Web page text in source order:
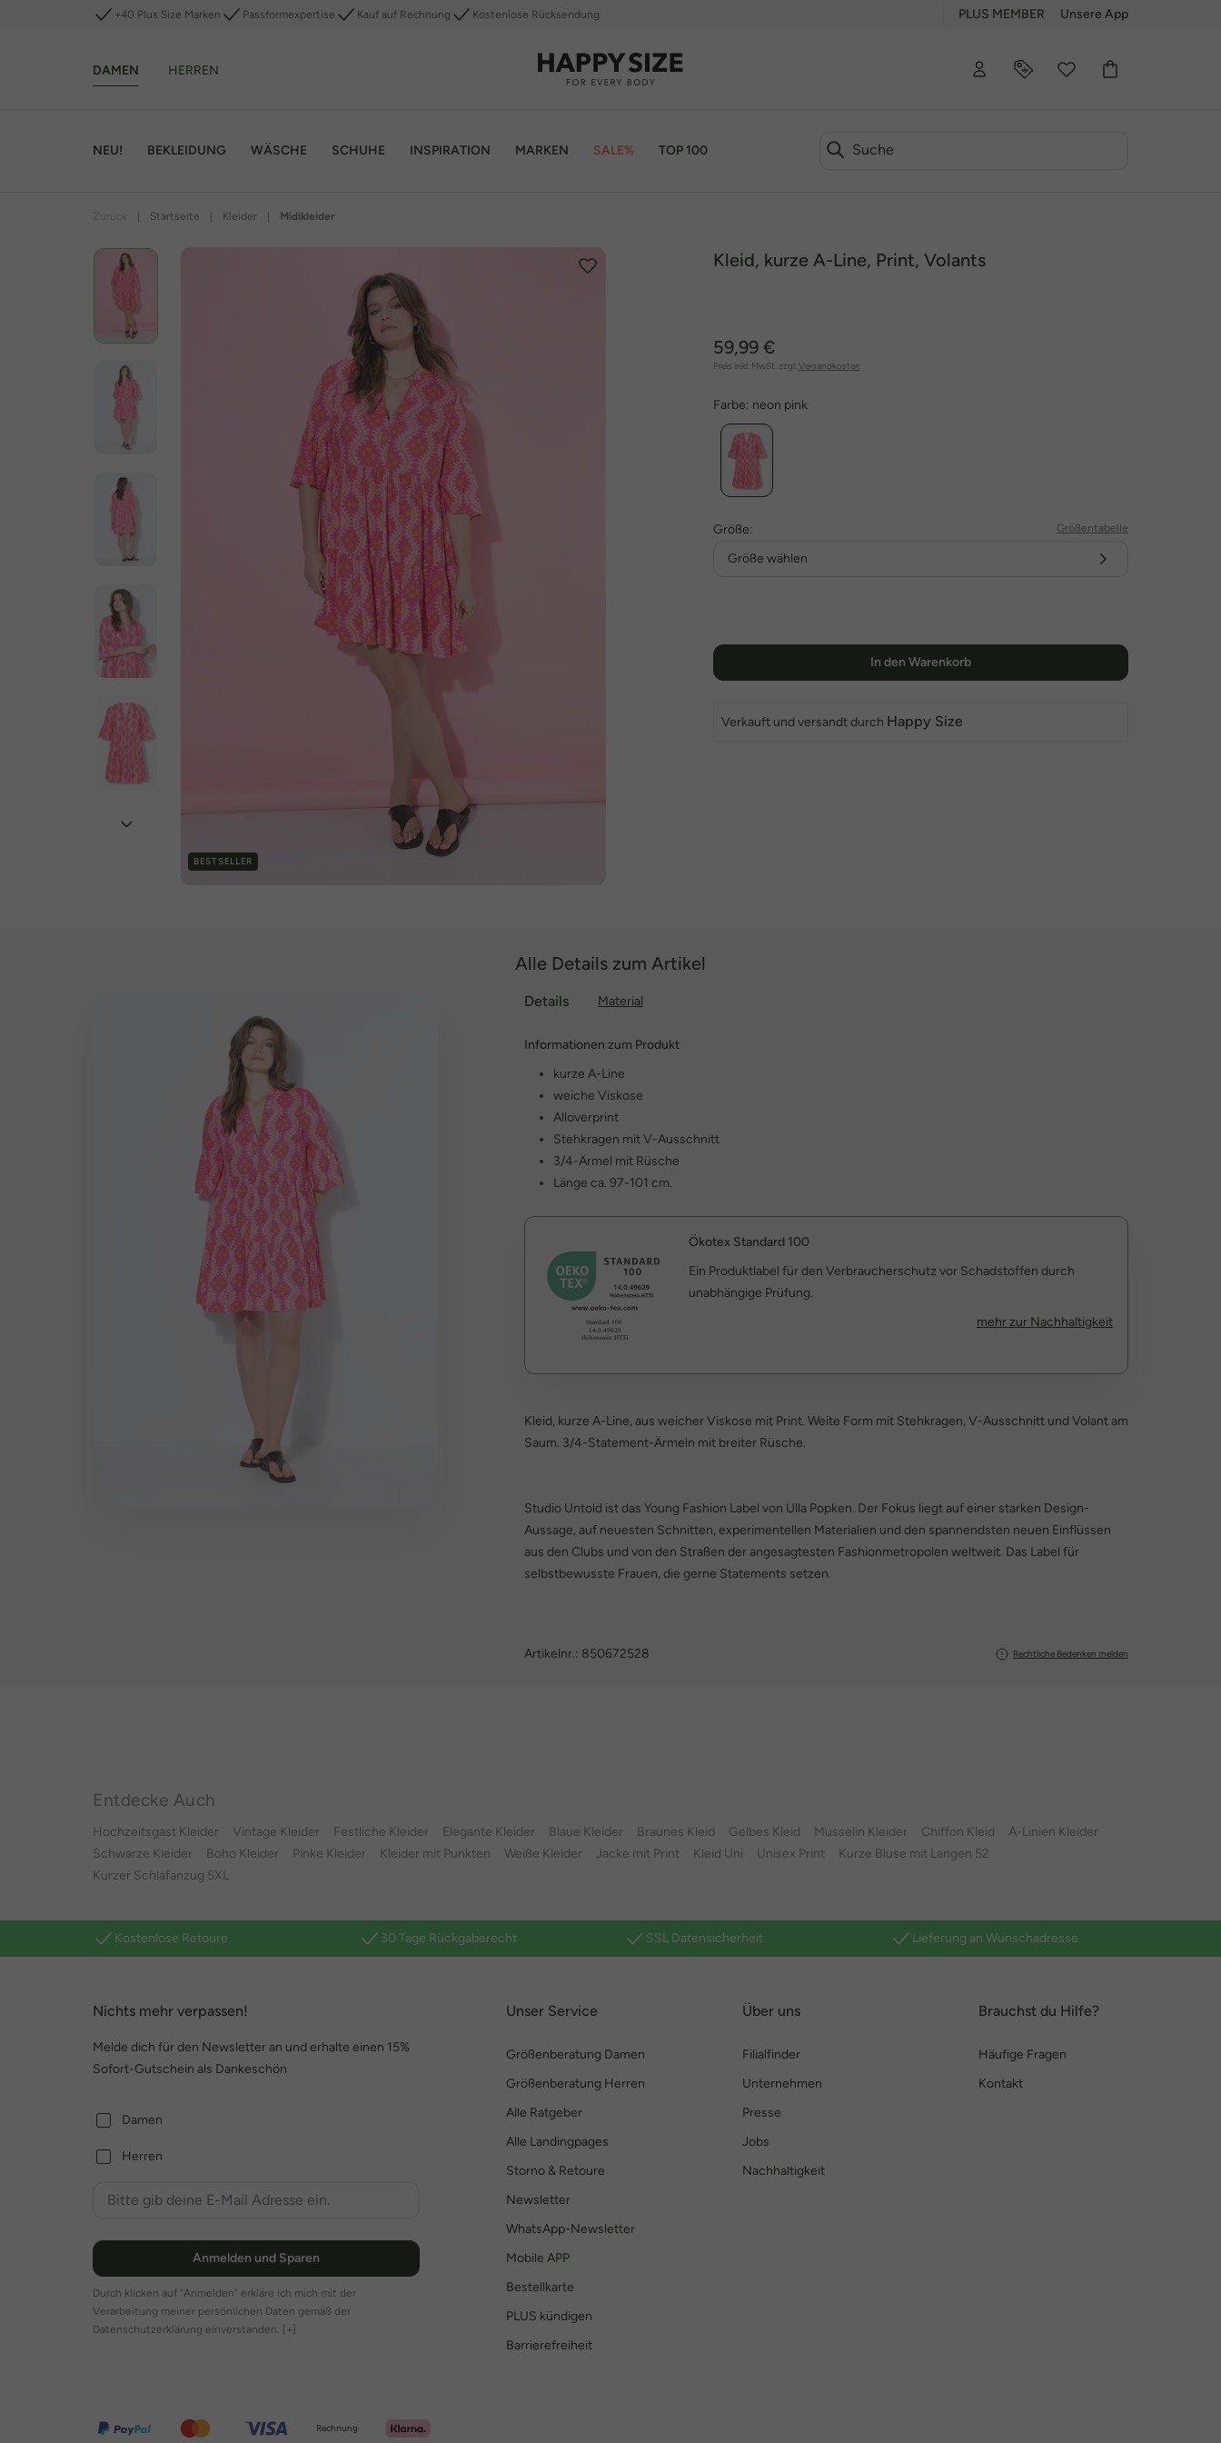
+40 Plus Size Marken Passformexpertise Kauf auf Rechnung Kostenlose Rücksendung PLUS MEMBER Unsere App
DAMEN HERREN
NEU! BEKLEIDUNG WÄSCHE SCHUHE INSPIRATION MARKEN SALE% TOP 100
Startseite Kleider Midikleider
BESTSELLER
Kleid, kurze A-Line, Print, Volants
59,99 €
Preis inkl. MwSt. zzgl. Versandkosten
Farbe: neon pink
Größe: Größentabelle
Größe wählen
In den Warenkorb
Verkauft und versandt durch Happy Size
Alle Details zum Artikel
Details Material
Informationen zum Produkt
kurze A-Line
weiche Viskose
Alloverprint
Stehkragen mit V-Ausschnitt
3/4-Ärmel mit Rüsche
Länge ca. 97-101 cm.
Ökotex Standard 100
Ein Produktlabel für den Verbraucherschutz vor Schadstoffen durch
unabhängige Prüfung.
mehr zur Nachhaltigkeit
Kleid, kurze A-Line, aus weicher Viskose mit Print. Weite Form mit Stehkragen, V-Ausschnitt und Volant am
Saum. 3/4-Statement-Ärmeln mit breiter Rüsche.
Studio Untold ist das Young Fashion Label von Ulla Popken. Der Fokus liegt auf einer starken Design-
Aussage, auf neuesten Schnitten, experimentellen Materialien und den spannendsten neuen Einflüssen
aus den Clubs und von den Straßen der angesagtesten Fashionmetropolen weltweit. Das Label für
selbstbewusste Frauen, die gerne Statements setzen.
Artikelnr.: 850672528 Rechtliche Bedenken melden
Entdecke Auch
Hochzeitsgast Kleider Vintage Kleider Festliche Kleider Elegante Kleider Blaue Kleider Braunes Kleid Gelbes Kleid Musselin Kleider Chiffon Kleid
A-Linien Kleider
Schwarze Kleider
Boho Kleider Pinke Kleider Kleider mit Punkten Weiße Kleider Jacke mit Print Kleid Uni Unisex Print
Kurze Bluse mit Langen 52
Kurzer Schlafanzug 5XL
Kostenlose Retoure 30 Tage Rückgaberecht SSL Datensicherheit Lieferung an Wunschadresse
Nichts mehr verpassen!
Melde dich für den Newsletter an und erhalte einen 15%
Sofort-Gutschein als Dankeschön
Damen
Herren
Anmelden und Sparen
Durch klicken auf "Anmelden" erkläre ich mich mit der
Verarbeitung meiner persönlichen Daten gemäß der
Datenschutzerklärung einverstanden. [+]
Unser Service
Größenberatung Damen
Größenberatung Herren
Alle Ratgeber
Alle Landingpages
Storno & Retoure
Newsletter
WhatsApp-Newsletter
Mobile APP
Bestellkarte
PLUS kündigen
Barrierefreiheit
Über uns
Filialfinder
Unternehmen
Presse
Jobs
Nachhaltigkeit
Brauchst du Hilfe?
Häufige Fragen
Kontakt
Rechnung